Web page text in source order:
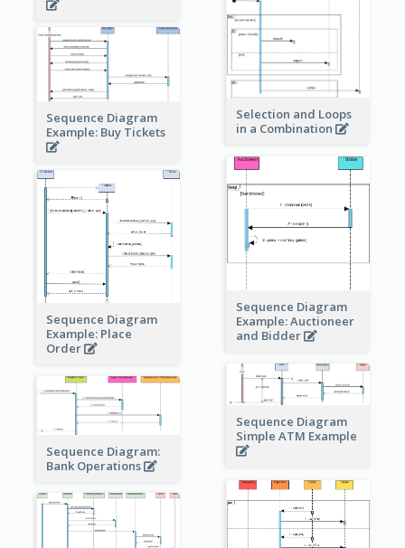
Selection and Loops
in a Combination
Sequence Diagram
Example: Buy Tickets
Sequence Diagram
Example: Auctioneer
and Bidder
Sequence Diagram
Example: Place
Order
Sequence Diagram
Simple ATM Example
Sequence Diagram:
Bank Operations